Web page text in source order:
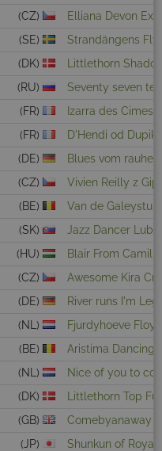
(CZ)
Elliana Devon Exe
(SE)
Strandängens
(DK)
Littlethorn
(RU)
Seventy seven
(FR)
Izarra des Cimes
(FR)
D'Hendi od Dupiku
(DE)
Blues vom
(CZ)
Vivien Reilly z
(BE)
Van de
(SK)
Jazz Dancer
(HU)
Blair From
(CZ)
Awesome Kira
(DE)
River runs I'm
(NL)
Fjurdyhoeve Floyd
(BE)
Aristima Dancing
(NL)
Nice of you to
(DK)
Littlethorn Top
(GB)
Comebyanaway
(JP)
Shunkun of Royal